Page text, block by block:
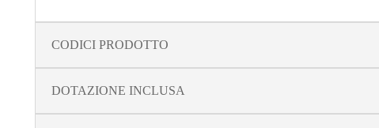
CODICI PRODOTTO
DOTAZIONE INCLUSA